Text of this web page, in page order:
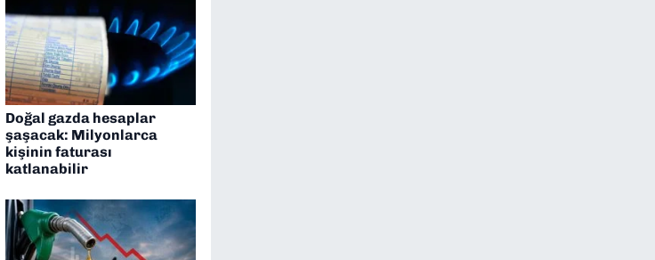
Doğal gazda hesaplar
şaşacak: Milyonlarca
kişinin faturası
katlanabilir